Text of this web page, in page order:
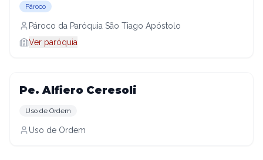
Pároco
Pároco da Paróquia São Tiago Apóstolo
Ver paróquia
Pe. Alfiero Ceresoli
Uso de Ordem
Uso de Ordem